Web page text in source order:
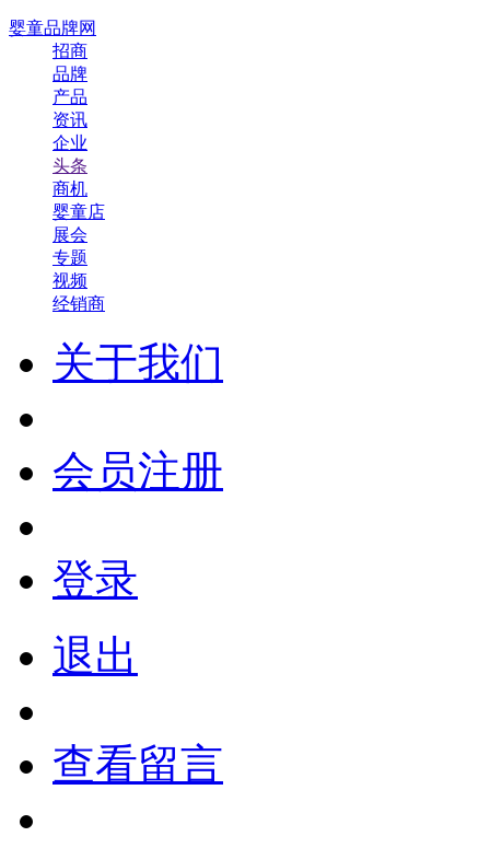
婴童品牌网
招商
品牌
产品
资讯
企业
头条
商机
婴童店
展会
专题
视频
经销商
关于我们
会员注册
登录
退出
查看留言